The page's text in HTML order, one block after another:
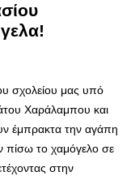
σχολείου μας υπό
Χαράλαμπου και
έμπρακτα την αγάπη
πίσω το χαμόγελο σε
στην